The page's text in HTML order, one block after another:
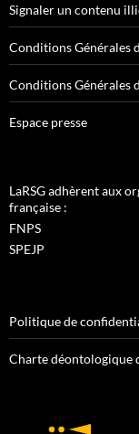
Signaler un contenu
Conditions Générales
Conditions Générales
Espace presse
LaRSG adhèrent aux
française :
FNPS
SPEJP
Politique de
Charte déontologique